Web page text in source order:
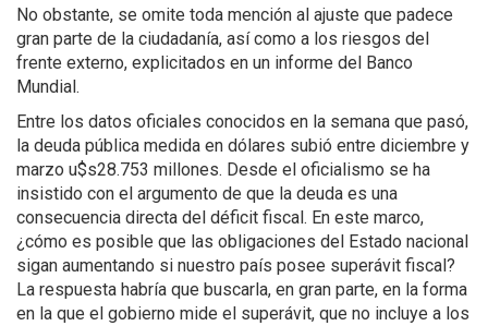
No obstante, se omite toda mención al ajuste que padece
gran parte de la ciudadanía, así como a los riesgos del
frente externo, explicitados en un informe del Banco
Mundial.
Entre los datos oficiales conocidos en la semana que pasó,
la deuda pública medida en dólares subió entre diciembre y
marzo u$s28.753 millones. Desde el oficialismo se ha
insistido con el argumento de que la deuda es una
consecuencia directa del déficit fiscal. En este marco,
¿cómo es posible que las obligaciones del Estado nacional
sigan aumentando si nuestro país posee superávit fiscal?
La respuesta habría que buscarla, en gran parte, en la forma
en la que el gobierno mide el superávit, que no incluye a los